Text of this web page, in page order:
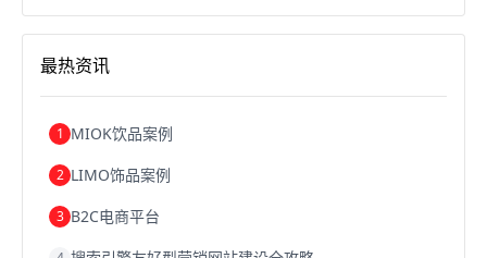
跨境电商关税
跨境电商建站
浙江跨境电商宁波跨境电商跨境电商的模式
跨境电商优势跨境电商的优势
最热资讯
1 MIOK饮品案例
2 LIMO饰品案例
3 B2C电商平台